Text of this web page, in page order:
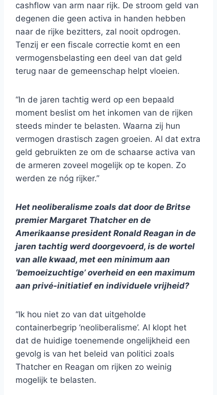
cashflow van arm naar rijk. De stroom geld van
degenen die geen activa in handen hebben
naar de rijke bezitters, zal nooit opdrogen.
Tenzij er een fiscale correctie komt en een
vermogensbelasting een deel van dat geld
terug naar de gemeenschap helpt vloeien.
“In de jaren tachtig werd op een bepaald
moment beslist om het inkomen van de rijken
steeds minder te belasten. Waarna zij hun
vermogen drastisch zagen groeien. Al dat extra
geld gebruikten ze om de schaarse activa van
de armeren zoveel mogelijk op te kopen. Zo
werden ze nóg rijker.”
Het neoliberalisme zoals dat door de Britse
premier Margaret Thatcher en de
Amerikaanse president Ronald Reagan in de
jaren tachtig werd doorgevoerd, is de wortel
van alle kwaad, met een minimum aan
‘bemoeizuchtige’ overheid en een maximum
aan privé-initiatief en individuele vrijheid?
“Ik hou niet zo van dat uitgeholde
containerbegrip ‘neoliberalisme’. Al klopt het
dat de huidige toenemende ongelijkheid een
gevolg is van het beleid van politici zoals
Thatcher en Reagan om rijken zo weinig
mogelijk te belasten.